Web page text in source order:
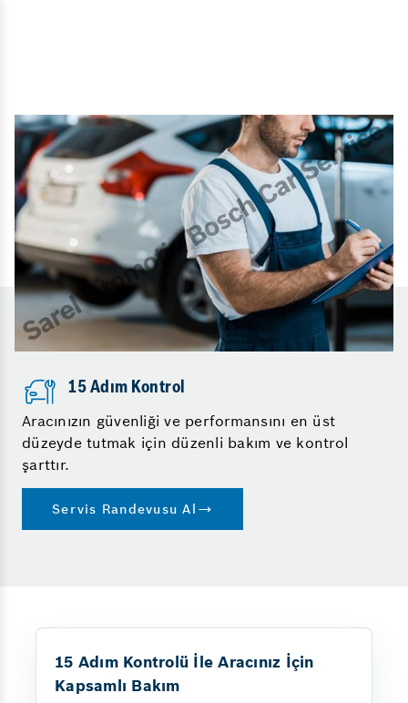
15 Adım Kontrol
Aracınızın güvenliği ve performansını en üst
düzeyde tutmak için düzenli bakım ve kontrol
şarttır.
Servis Randevusu Al
15 Adım Kontrolü İle Aracınız İçin
Kapsamlı Bakım